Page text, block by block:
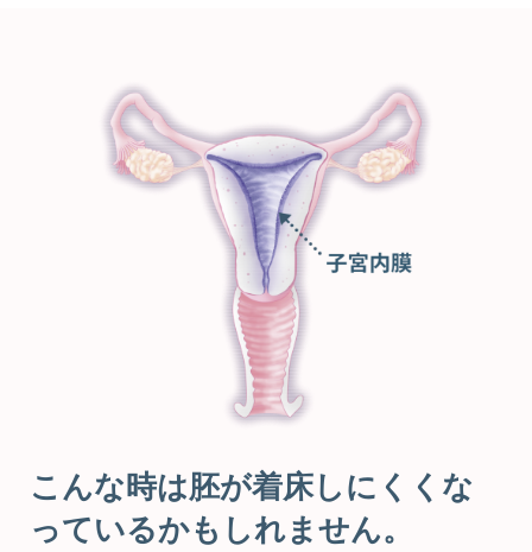
こんな時は胚が着床しにくくな
っているかもしれません。